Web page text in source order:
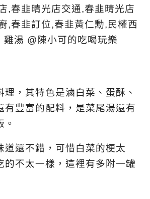
理，其特色是滷白菜、蛋酥、
有豐富的配料，是菜尾湯還有
。
道還不錯，可惜白菜的梗太
的不太一樣，這裡有多附一罐